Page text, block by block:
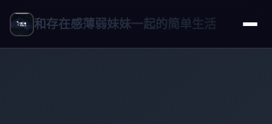
和存在感薄弱妹妹一起的简单生活